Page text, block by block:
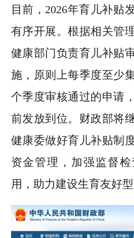
目前，2026年育儿补贴
有序开展。根据相关管
健康部门负责育儿补贴
施，原则上每季度至少
个季度审核通过的申请
前发放到位。财政部将
健康委做好育儿补贴制
资金管理，加强监督
用，助力建设生育友好型